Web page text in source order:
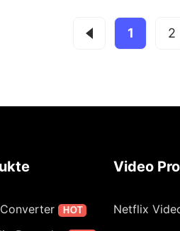
1 2
HOT
Video
Netflix